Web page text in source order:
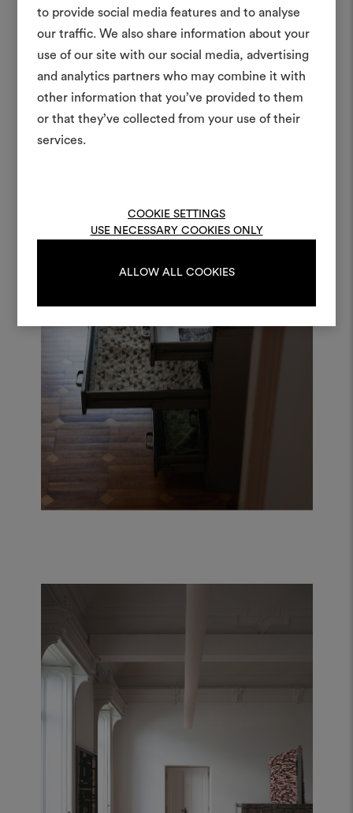
to provide social media features and to analyse
our traffic. We also share information about your
use of our site with our social media, advertising
and analytics partners who may combine it with
other information that you’ve provided to them
or that they’ve collected from your use of their
services.
COOKIE SETTINGS
USE NECESSARY COOKIES ONLY
ALLOW ALL COOKIES
Créer
Un instrument interactif
à vos idées et les partager,
des matériaux et des